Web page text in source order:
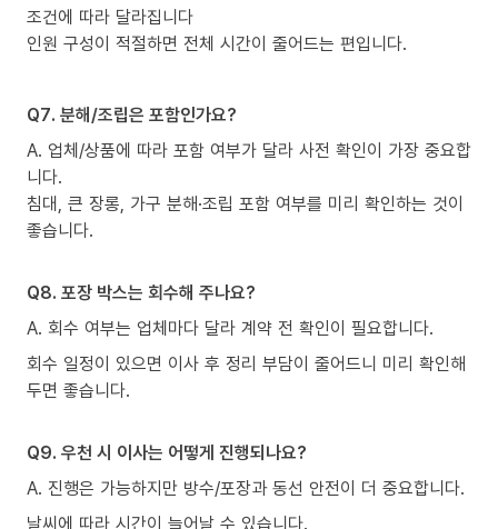
조건에 따라 달라집니다
인원 구성이 적절하면 전체 시간이 줄어드는 편입니다.
Q7. 분해/조립은 포함인가요?
A. 업체/상품에 따라 포함 여부가 달라 사전 확인이 가장 중요합
니다.
침대, 큰 장롱, 가구 분해·조립 포함 여부를 미리 확인하는 것이
좋습니다.
Q8. 포장 박스는 회수해 주나요?
A. 회수 여부는 업체마다 달라 계약 전 확인이 필요합니다.
회수 일정이 있으면 이사 후 정리 부담이 줄어드니 미리 확인해
두면 좋습니다.
Q9. 우천 시 이사는 어떻게 진행되나요?
A. 진행은 가능하지만 방수/포장과 동선 안전이 더 중요합니다.
날씨에 따라 시간이 늘어날 수 있습니다.